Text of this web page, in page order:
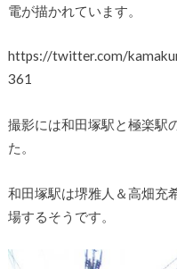
電が描かれています。
https://twitter.com/
361
撮影には和田塚駅と極楽駅
た。
和田塚駅は堺雅人＆高畑充
場するそうです。